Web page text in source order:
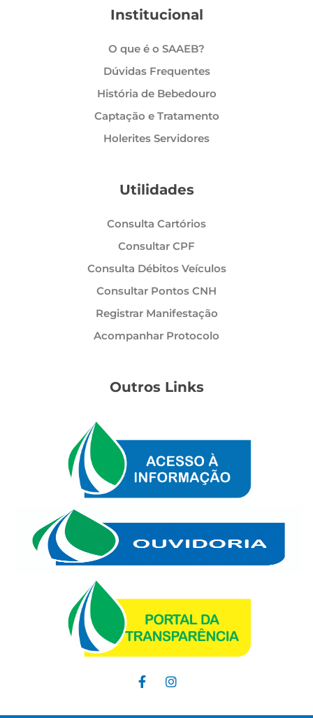
Institucional
O que é o SAAEB?
Dúvidas Frequentes
História de Bebedouro
Captação e Tratamento
Holerites Servidores
Utilidades
Consulta Cartórios
Consultar CPF
Consulta Débitos Veículos
Consultar Pontos CNH
Registrar Manifestação
Acompanhar Protocolo
Outros Links